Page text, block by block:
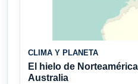
CLIMA Y PLANETA
El hielo de
Australia